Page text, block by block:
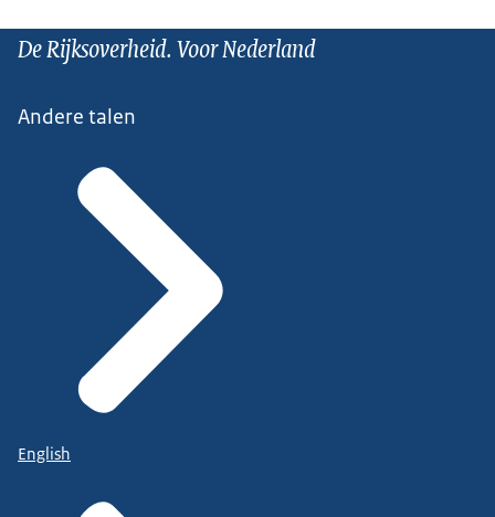
De Rijksoverheid. Voor Nederland
Andere talen
English